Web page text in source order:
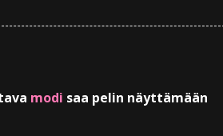
modi saa pelin näyttämään